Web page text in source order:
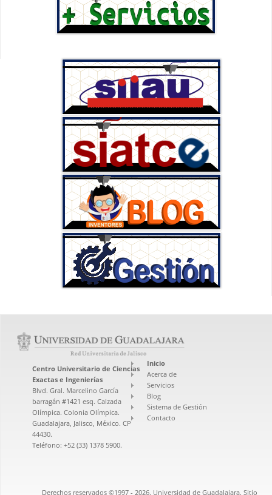
Centro Universitario de Ciencias
Exactas e Ingenierías
Blvd. Gral. Marcelino García
barragán #1421 esq. Calzada
Olímpica. Colonia Olímpica.
Guadalajara, Jalisco, México. CP
44430.
Teléfono: +52 (33) 1378 5900.
Inicio
Acerca de
Servicios
Blog
Sistema de Gestión
Contacto
Derechos reservados ©1997 - 2026. Universidad de Guadalajara. Sitio